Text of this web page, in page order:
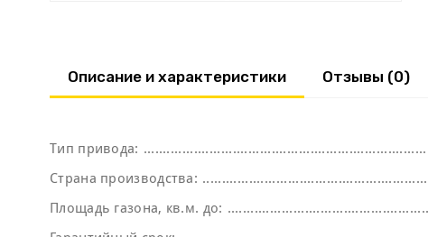
Описание и характеристики Отзывы (0)
Тип привода:
Страна производства:
Площадь газона, кв.м. до: